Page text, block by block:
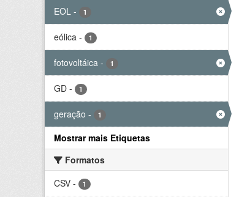
EOL - 1
eólica - 1
fotovoltáica - 1
GD - 1
geração - 1
Mostrar mais Etiquetas
Formatos
CSV - 1